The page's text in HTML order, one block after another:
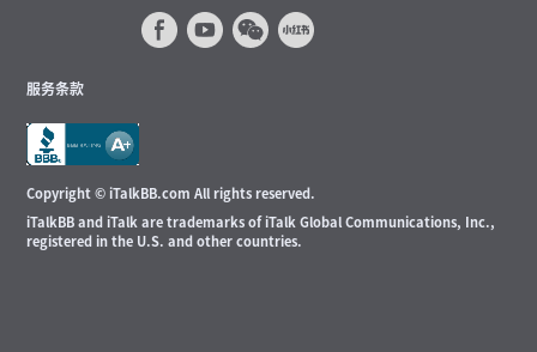
服务条款
Copyright © iTalkBB.com All rights reserved.
iTalkBB and iTalk are trademarks of iTalk Global Communications, Inc.,
registered in the U.S. and other countries.